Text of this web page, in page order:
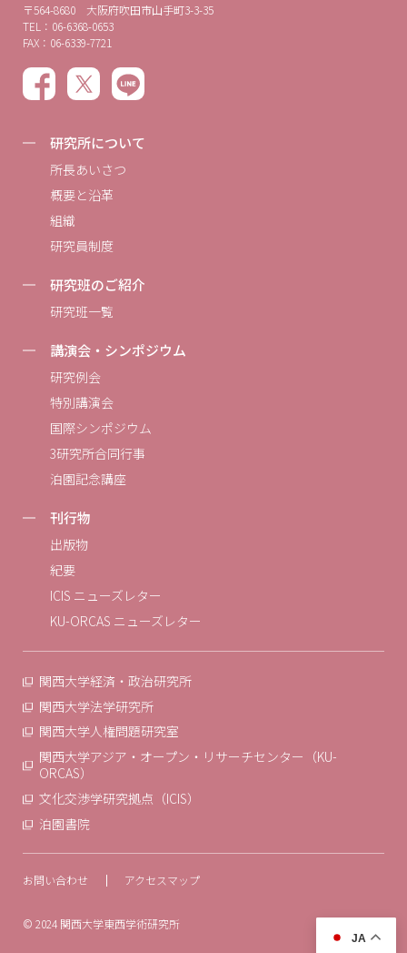
〒564-8680 大阪府吹田市山手町3-3-35
TEL：06-6368-0653
FAX：06-6339-7721
研究所について
所長あいさつ
概要と沿革
組織
研究員制度
研究班のご紹介
研究班一覧
講演会・シンポジウム
研究例会
特別講演会
国際シンポジウム
3研究所合同行事
泊園記念講座
刊行物
出版物
紀要
ICIS ニューズレター
KU-ORCAS ニューズレター
関西大学経済・政治研究所
関西大学法学研究所
関西大学人権問題研究室
関西大学アジア・オープン・リサーチセンター（KU-
ORCAS）
文化交渉学研究拠点（ICIS）
泊園書院
お問い合わせ アクセスマップ
© 2024 関西大学東西学術研究所
JA